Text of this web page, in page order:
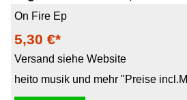
On Fire Ep
5,30 €*
Versand siehe Website
heito musik und mehr "Preise